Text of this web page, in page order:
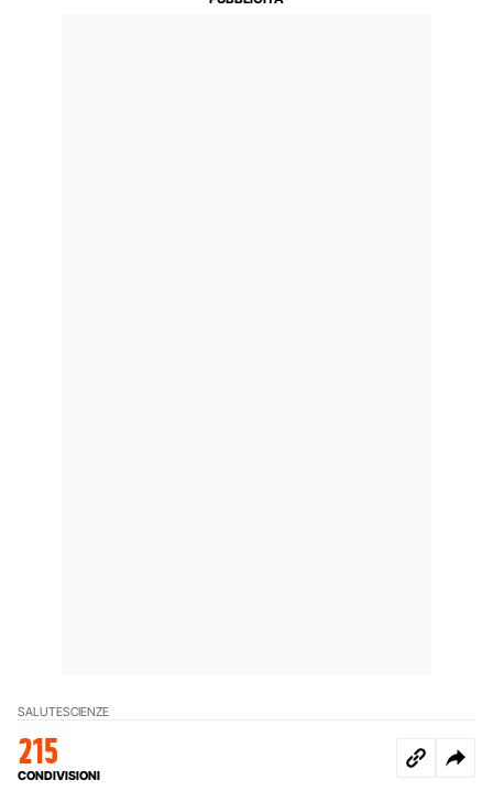
SALUTESCIENZE
215
CONDIVISIONI